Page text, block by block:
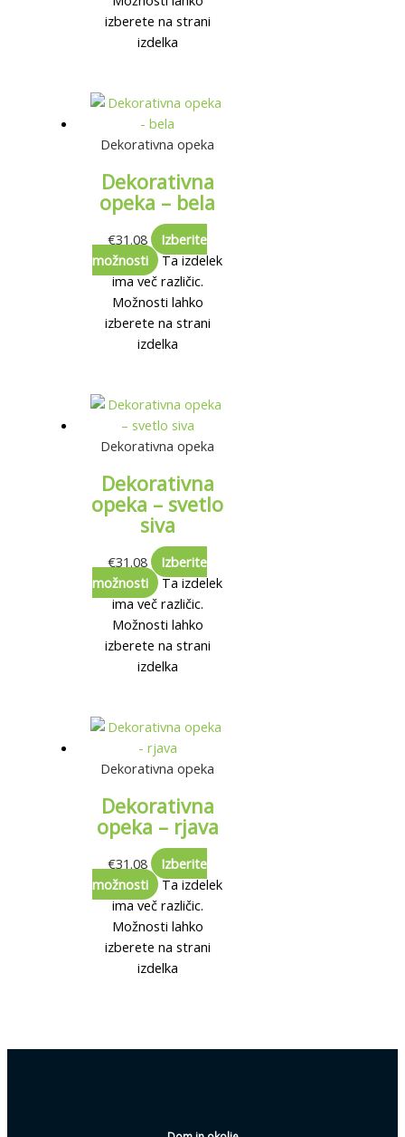
izberete na strani
izdelka
Dekorativna opeka
Dekorativna
opeka – bela
€31.08
Izberite
možnosti
Ta izdelek
ima več različic.
Možnosti lahko
izberete na strani
izdelka
Dekorativna opeka
Dekorativna
opeka – svetlo
siva
€31.08
Izberite
možnosti
Ta izdelek
ima več različic.
Možnosti lahko
izberete na strani
izdelka
Dekorativna opeka
Dekorativna
opeka – rjava
€31.08
Izberite
možnosti
Ta izdelek
ima več različic.
Možnosti lahko
izberete na strani
izdelka